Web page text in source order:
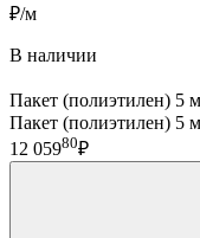
₽/м
В наличии
Пакет (полиэтилен) 5
Пакет (полиэтилен) 5 м
12 05980₽